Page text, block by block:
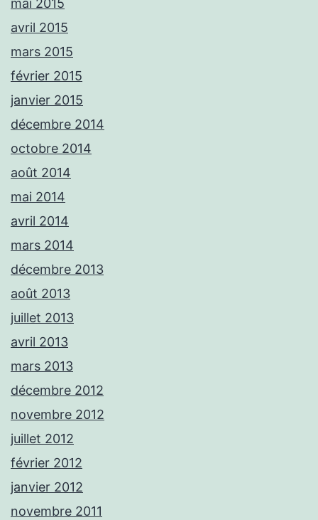
mai 2015
avril 2015
mars 2015
février 2015
janvier 2015
décembre 2014
octobre 2014
août 2014
mai 2014
avril 2014
mars 2014
décembre 2013
août 2013
juillet 2013
avril 2013
mars 2013
décembre 2012
novembre 2012
juillet 2012
février 2012
janvier 2012
novembre 2011